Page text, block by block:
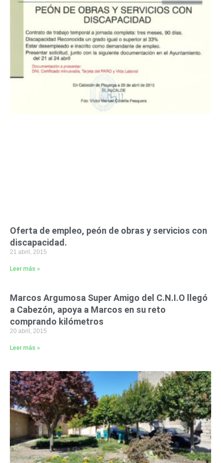
Oferta de empleo, peón de obras y servicios con
discapacidad.
21 abril, 2015
Leer más »
Marcos Argumosa Super Amigo del C.N.I.O llegó
a Cabezón, apoya a Marcos en su reto
comprando kilómetros
20 abril, 2015
Leer más »